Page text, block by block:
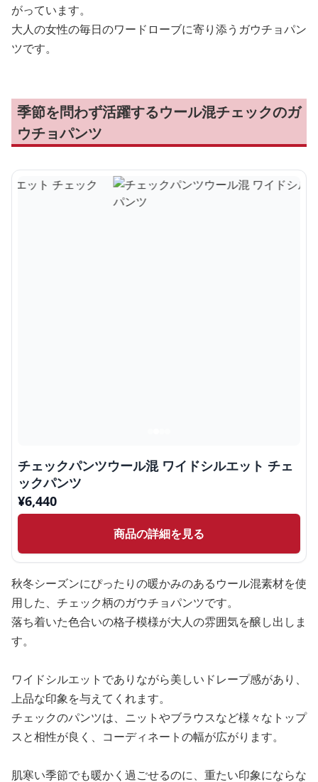
がっています。
大人の女性の毎日のワードローブに寄り添うガウチョパン
ツです。
季節を問わず活躍するウール混チェックのガ
ウチョパンツ
チェックパンツウール混 ワイドシルエット チェ
ックパンツ
¥6,440
商品の詳細を見る
秋冬シーズンにぴったりの暖かみのあるウール混素材を使
用した、チェック柄のガウチョパンツです。
落ち着いた色合いの格子模様が大人の雰囲気を醸し出しま
す。
ワイドシルエットでありながら美しいドレープ感があり、
上品な印象を与えてくれます。
チェックのパンツは、ニットやブラウスなど様々なトップ
スと相性が良く、コーディネートの幅が広がります。
肌寒い季節でも暖かく過ごせるのに、重たい印象にならな